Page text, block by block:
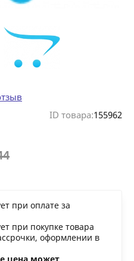
ID товара:155962
при оплате за
при покупке товара
оформлении в